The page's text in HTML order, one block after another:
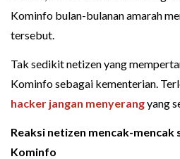
Kominfo bulan-bulanan amarah
tersebut.
Tak sedikit netizen yang
Kominfo sebagai kementerian.
hacker jangan menyerangyang
Reaksi netizen mencak-mencak
Kominfo